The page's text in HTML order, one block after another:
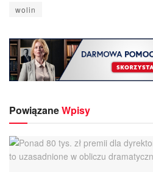
wolin
PowiązaneWpisy